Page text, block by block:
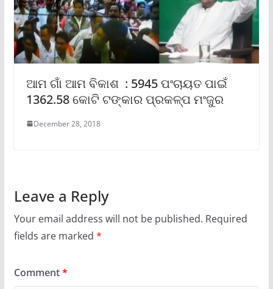
ଆମ ଗାଁ ଆମ ବିକାଶ : 5945 ପଂଚାୟତ ପାଇଁ
1362.58 କୋଟି ଟଙ୍କାର ପ୍ରକଳ୍ପ ମଂଜୁର
December 28, 2018
Leave a Reply
Your email address will not be published. Required
fields are marked *
Comment*